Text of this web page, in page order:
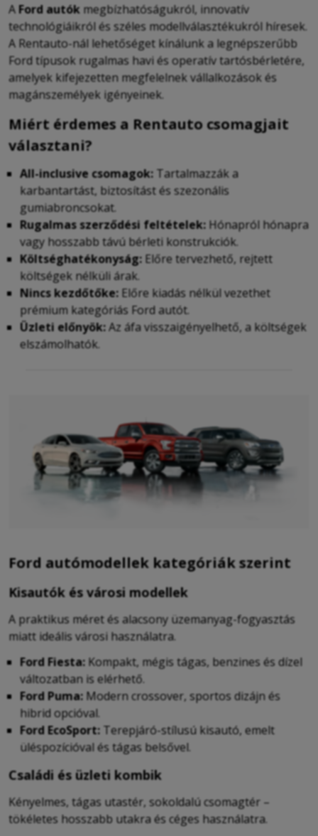
AFord autók megbízhatóságukról, innovatív
technológiáikról és széles modellválasztékukról híresek.
A Rentauto-nál lehetőséget kínálunk a legnépszerűbb
Ford típusok rugalmas havi és operatív tartósbérletére,
amelyek kifejezetten megfelelnek vállalkozások és
magánszemélyek igényeinek.
Miért érdemes a Rentauto csomagjait
választani?
All-inclusive csomagok: Tartalmazzák a
karbantartást, biztosítást és szezonális
gumiabroncsokat.
Rugalmas szerződési feltételek: Hónapról hónapra
vagy hosszabb távú bérleti konstrukciók.
Költséghatékonyság: Előre tervezhető, rejtett
költségek nélküli árak.
Nincs kezdőtőke: Előre kiadás nélkül vezethet
prémium kategóriás Ford autót.
Üzleti előnyök:Az áfa visszaigényelhető, a költségek
elszámolhatók.
Ford autómodellek kategóriák szerint
Kisautók és városi modellek
A praktikus méret és alacsony üzemanyag-fogyasztás
miatt ideális városi használatra.
Ford Fiesta: Kompakt, mégis tágas, benzines és dízel
változatban is elérhető.
Ford Puma: Modern crossover, sportos dizájn és
hibrid opcióval.
Ford EcoSport: Terepjáró-stílusú kisautó, emelt
üléspozícióval és tágas belsővel.
Családi és üzleti kombik
Kényelmes, tágas utastér, sokoldalú csomagtér –
tökéletes hosszabb utakra és céges használatra.